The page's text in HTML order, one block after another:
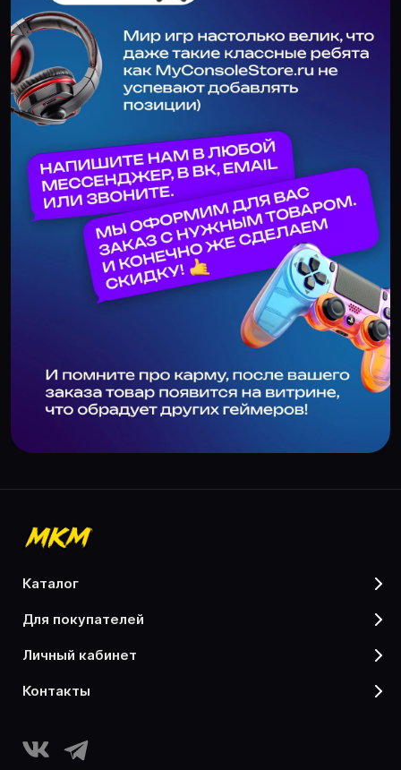
каталог
для покупателей
личный кабинет
контакты